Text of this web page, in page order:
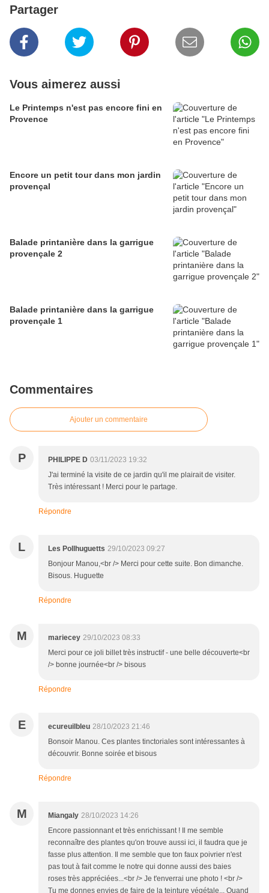
Partager
Vous aimerez aussi
Le Printemps n'est pas encore fini en
Provence
Encore un petit tour dans mon jardin
provençal
Balade printanière dans la garrigue
provençale 2
Balade printanière dans la garrigue
provençale 1
Commentaires
Ajouter un commentaire
P PHILIPPE D 03/11/2023 19:32
J'ai terminé la visite de ce jardin qu'il me plairait de visiter.
Très intéressant ! Merci pour le partage.
Répondre
L Les Pollhuguetts 29/10/2023 09:27
Bonjour Manou,<br /> Merci pour cette suite. Bon dimanche.
Bisous. Huguette
Répondre
M mariecey 29/10/2023 08:33
Merci pour ce joli billet très instructif - une belle découverte<br
/> bonne journée<br /> bisous
Répondre
E ecureuilbleu 28/10/2023 21:46
Bonsoir Manou. Ces plantes tinctoriales sont intéressantes à
découvrir. Bonne soirée et bisous
Répondre
M Miangaly 28/10/2023 14:26
Encore passionnant et très enrichissant ! Il me semble
reconnaître des plantes qu'on trouve aussi ici, il faudra que je
fasse plus attention. Il me semble que ton faux poivrier n'est
pas tout à fait comme le notre qui donne aussi des baies
roses très appréciées...<br /> Je t'enverrai une photo ! <br />
Tu me donnes envies de faire de la teinture végétale... Quand